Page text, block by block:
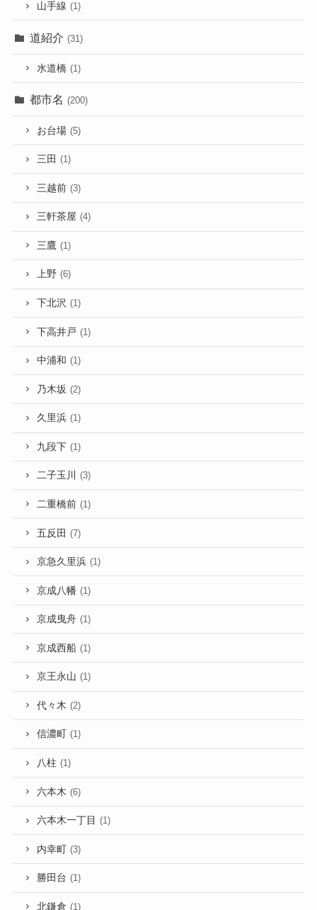
山手線 (1)
道紹介 (31)
水道橋 (1)
都市名 (200)
お台場 (5)
三田 (1)
三越前 (3)
三軒茶屋 (4)
三鷹 (1)
上野 (6)
下北沢 (1)
下高井戸 (1)
中浦和 (1)
乃木坂 (2)
久里浜 (1)
九段下 (1)
二子玉川 (3)
二重橋前 (1)
五反田 (7)
京急久里浜 (1)
京成八幡 (1)
京成曳舟 (1)
京成西船 (1)
京王永山 (1)
代々木 (2)
信濃町 (1)
八柱 (1)
六本木 (6)
六本木一丁目 (1)
内幸町 (3)
勝田台 (1)
北鎌倉 (1)